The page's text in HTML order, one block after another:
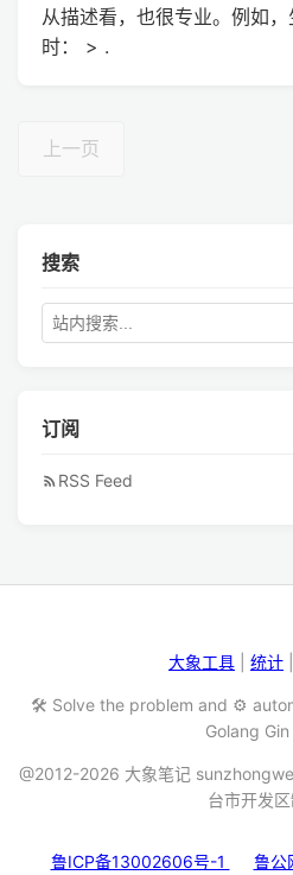
从描述看，也很专业。例如
时： > .
上一页
搜索
订阅
RSS Feed
大象工具 统计
🛠️ Solve the problem and ⚙️
Golang
@2012-2026 大象笔记
台市开发
鲁ICP备13002606号-1 鲁公